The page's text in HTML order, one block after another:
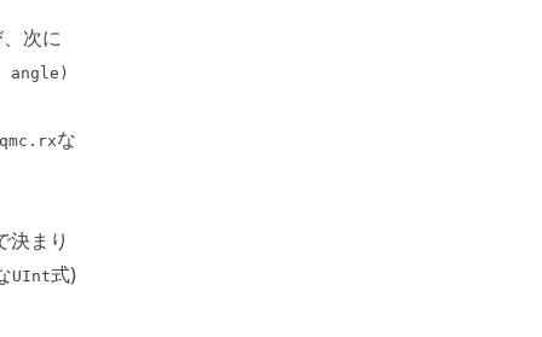
次に
angle)
qmc.rxな
決まり
UInt式)